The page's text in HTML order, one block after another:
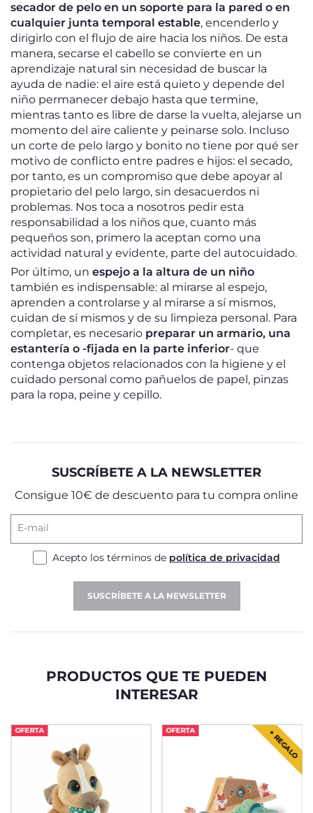
secador de pelo en un soporte para la pared o en
cualquier junta temporal estable, encenderlo y
dirigirlo con el flujo de aire hacia los niños. De esta
manera, secarse el cabello se convierte en un
aprendizaje natural sin necesidad de buscar la
ayuda de nadie: el aire está quieto y depende del
niño permanecer debajo hasta que termine,
mientras tanto es libre de darse la vuelta, alejarse un
momento del aire caliente y peinarse solo. Incluso
un corte de pelo largo y bonito no tiene por qué ser
motivo de conflicto entre padres e hijos: el secado,
por tanto, es un compromiso que debe apoyar al
propietario del pelo largo, sin desacuerdos ni
problemas. Nos toca a nosotros pedir esta
responsabilidad a los niños que, cuanto más
pequeños son, primero la aceptan como una
actividad natural y evidente, parte del autocuidado.
Por último, un espejo a la altura de un niño
también es indispensable: al mirarse al espejo,
aprenden a controlarse y al mirarse a sí mismos,
cuidan de sí mismos y de su limpieza personal. Para
completar, es necesario preparar un armario, una
estantería o -fijada en la parte inferior- que
contenga objetos relacionados con la higiene y el
cuidado personal como pañuelos de papel, pinzas
para la ropa, peine y cepillo.
SUSCRÍBETE A LA NEWSLETTER
Consigue 10€ de descuento para tu compra online
E-mail
Acepto los términos de política de privacidad
SUSCRÍBETE A LA NEWSLETTER
PRODUCTOS QUE TE PUEDEN
INTERESAR
OFERTA OFERTA + REGALO